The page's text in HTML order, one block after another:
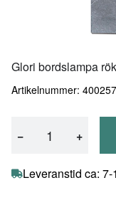
Glori bordslampa
Artikelnummer:
− +
Leveranstid ca: